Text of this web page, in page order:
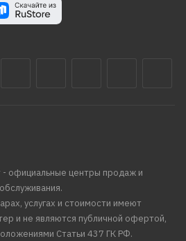
официальные центры продаж и
обслуживания.
услугах и стоимости имеют
и не являются публичной офертой,
Статьи 437 ГК РФ.